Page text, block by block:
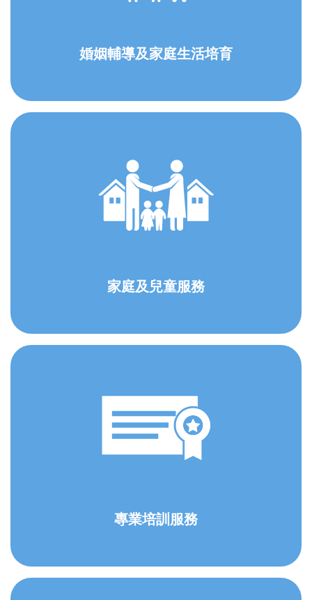
婚姻輔導及家庭生活培育
家庭及兒童服務
專業培訓服務